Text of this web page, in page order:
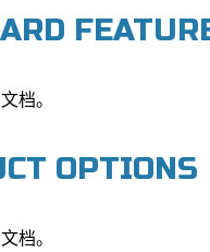
档。
OPTIONS
档。